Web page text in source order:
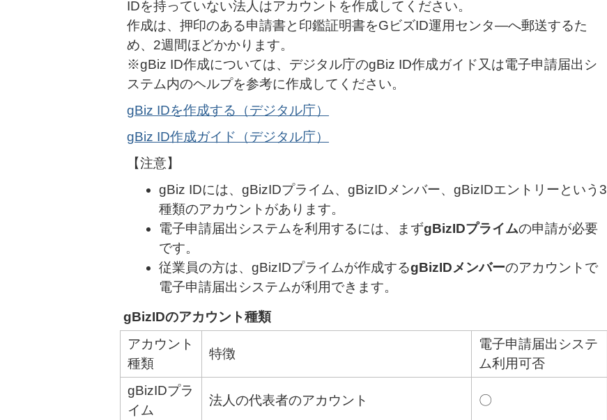
IDを持っていない法人はアカウントを作成してください。
作成は、押印のある申請書と印鑑証明書をGビズID運用センタ―へ郵送するた
め、2週間ほどかかります。
※gBiz ID作成については、デジタル庁のgBiz ID作成ガイド又は電子申請届出シ
ステム内のヘルプを参考に作成してください。
gBiz IDを作成する（デジタル庁）
gBiz ID作成ガイド（デジタル庁）
【注意】
gBiz IDには、gBizIDプライム、gBizIDメンバー、gBizIDエントリーという3
種類のアカウントがあります。
電子申請届出システムを利用するには、まずgBizIDプライムの申請が必要
です。
従業員の方は、gBizIDプライムが作成するgBizIDメンバーのアカウントで
電子申請届出システムが利用できます。
gBizIDのアカウント種類
アカウント
種類
特徴
電子申請届出システ
ム利用可否
gBizIDプラ
イム
法人の代表者のアカウント 〇